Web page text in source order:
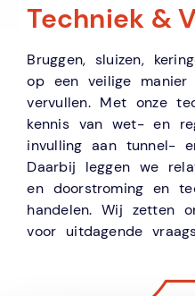
Techniek &
Bruggen, sluizen,
op een veilige
vervullen. Met onze
kennis van wet- en
invulling aan tunnel-
Daarbij leggen we
en doorstroming en
handelen. Wij zetten
voor uitdagende